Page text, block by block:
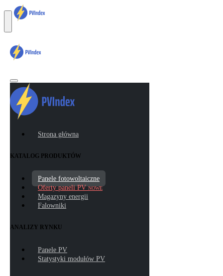
Strona główna
KATALOG PRODUKTÓW
Panele fotowoltaiczne
Oferty paneli PVNOWE
Magazyny energii
Falowniki
ANALIZY RYNKU
Panele PV
Statystyki modułów PV